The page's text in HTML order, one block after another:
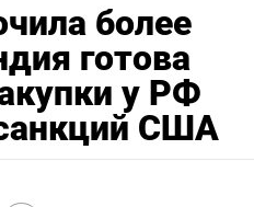
более
готова
у РФ
США